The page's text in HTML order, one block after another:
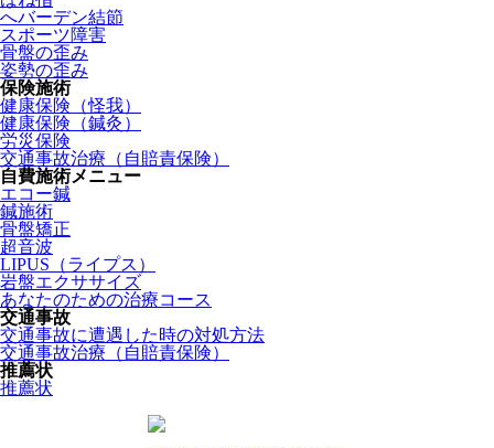
へバーデン結節
スポーツ障害
骨盤の歪み
姿勢の歪み
保険施術
健康保険（怪我）
健康保険（鍼灸）
労災保険
交通事故治療（自賠責保険）
自費施術メニュー
エコー鍼
鍼施術
骨盤矯正
超音波
LIPUS（ライプス）
岩盤エクササイズ
あなたのための治療コース
交通事故
交通事故に遭遇した時の対処方法
交通事故治療（自賠責保険）
推薦状
推薦状